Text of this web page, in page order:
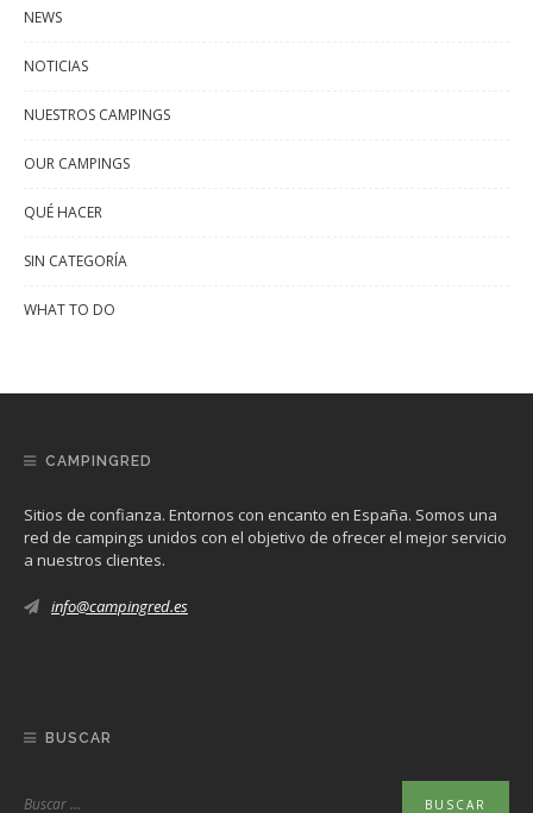
NEWS
NOTICIAS
NUESTROS CAMPINGS
OUR CAMPINGS
QUÉ HACER
SIN CATEGORÍA
WHAT TO DO
CAMPINGRED
Sitios de confianza. Entornos con encanto en España. Somos una
red de campings unidos con el objetivo de ofrecer el mejor servicio
a nuestros clientes.
info@campingred.es
BUSCAR